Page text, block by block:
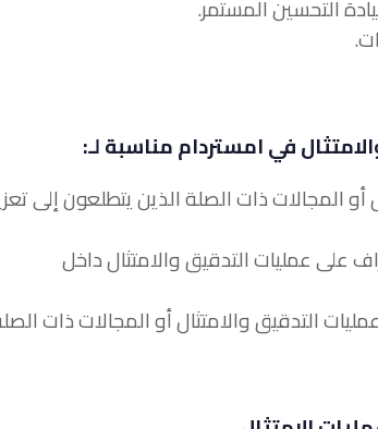
في امستردام مناسبة لـ:
أو المجالات ذات الصلة الذين يتطلعون إلى
على عمليات التدقيق والامتثال داخل